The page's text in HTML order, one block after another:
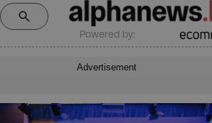
Powered by:
Advertisement